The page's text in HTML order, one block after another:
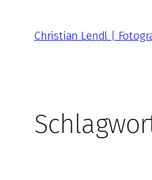
springen
Christian Lendl |